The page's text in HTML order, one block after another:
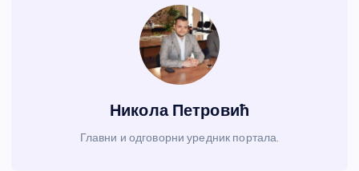
Никола Петровић
Главни и одговорни уредник портала.